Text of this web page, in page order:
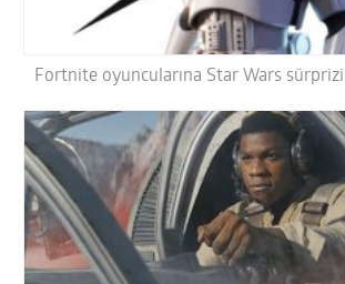
Fortnite oyuncularına Star Wars sürprizi